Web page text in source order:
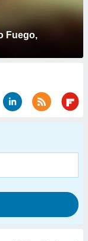
Fuego,